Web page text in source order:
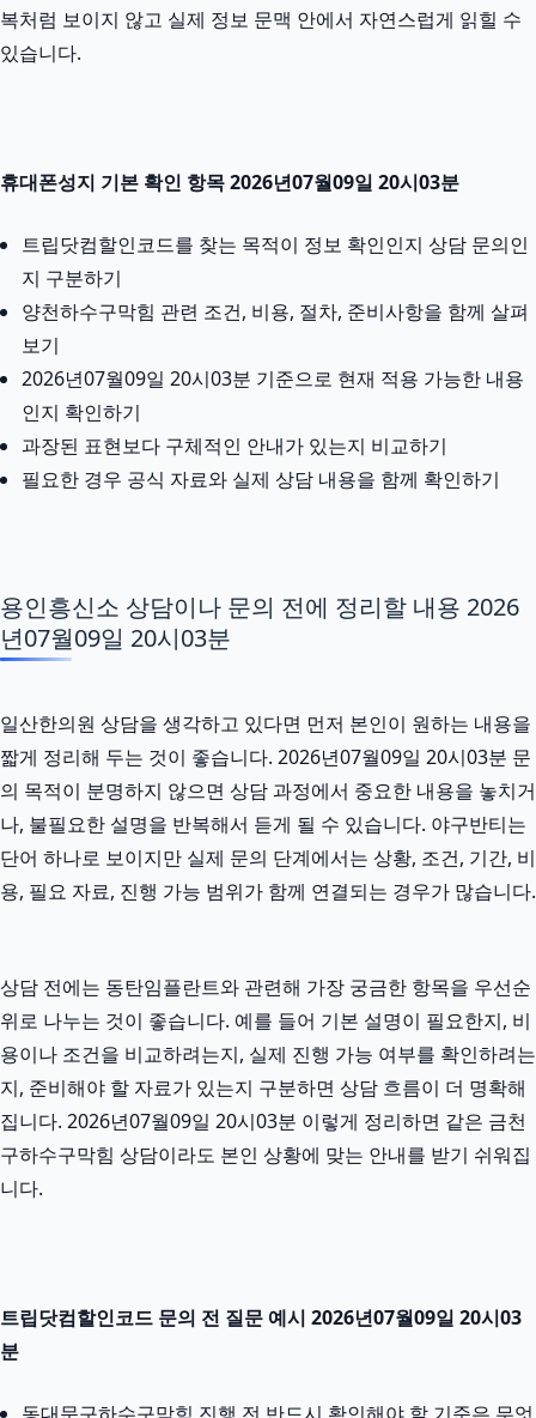
복처럼 보이지 않고 실제 정보 문맥 안에서 자연스럽게 읽힐 수
있습니다.
휴대폰성지 기본 확인 항목 2026년07월09일 20시03분
트립닷컴할인코드를 찾는 목적이 정보 확인인지 상담 문의인
지 구분하기
양천하수구막힘 관련 조건, 비용, 절차, 준비사항을 함께 살펴
보기
2026년07월09일 20시03분 기준으로 현재 적용 가능한 내용
인지 확인하기
과장된 표현보다 구체적인 안내가 있는지 비교하기
필요한 경우 공식 자료와 실제 상담 내용을 함께 확인하기
용인흥신소 상담이나 문의 전에 정리할 내용 2026
년07월09일 20시03분
일산한의원 상담을 생각하고 있다면 먼저 본인이 원하는 내용을
짧게 정리해 두는 것이 좋습니다. 2026년07월09일 20시03분 문
의 목적이 분명하지 않으면 상담 과정에서 중요한 내용을 놓치거
나, 불필요한 설명을 반복해서 듣게 될 수 있습니다. 야구반티는
단어 하나로 보이지만 실제 문의 단계에서는 상황, 조건, 기간, 비
용, 필요 자료, 진행 가능 범위가 함께 연결되는 경우가 많습니다.
상담 전에는 동탄임플란트와 관련해 가장 궁금한 항목을 우선순
위로 나누는 것이 좋습니다. 예를 들어 기본 설명이 필요한지, 비
용이나 조건을 비교하려는지, 실제 진행 가능 여부를 확인하려는
지, 준비해야 할 자료가 있는지 구분하면 상담 흐름이 더 명확해
집니다. 2026년07월09일 20시03분 이렇게 정리하면 같은 금천
구하수구막힘 상담이라도 본인 상황에 맞는 안내를 받기 쉬워집
니다.
트립닷컴할인코드 문의 전 질문 예시 2026년07월09일 20시03
분
동대문구하수구막힘 진행 전 반드시 확인해야 할 기준은 무엇